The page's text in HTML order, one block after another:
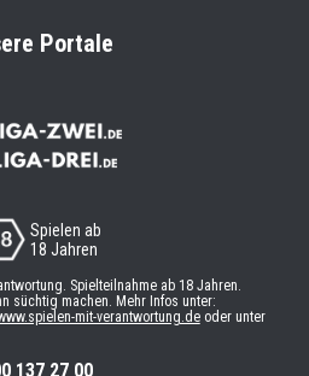
Portale
Spielen ab
18 Jahren
Spielteilnahme ab 18 Jahren.
süchtig machen. Mehr Infos unter:
mit-verantwortung.deoder unter
137 27 00